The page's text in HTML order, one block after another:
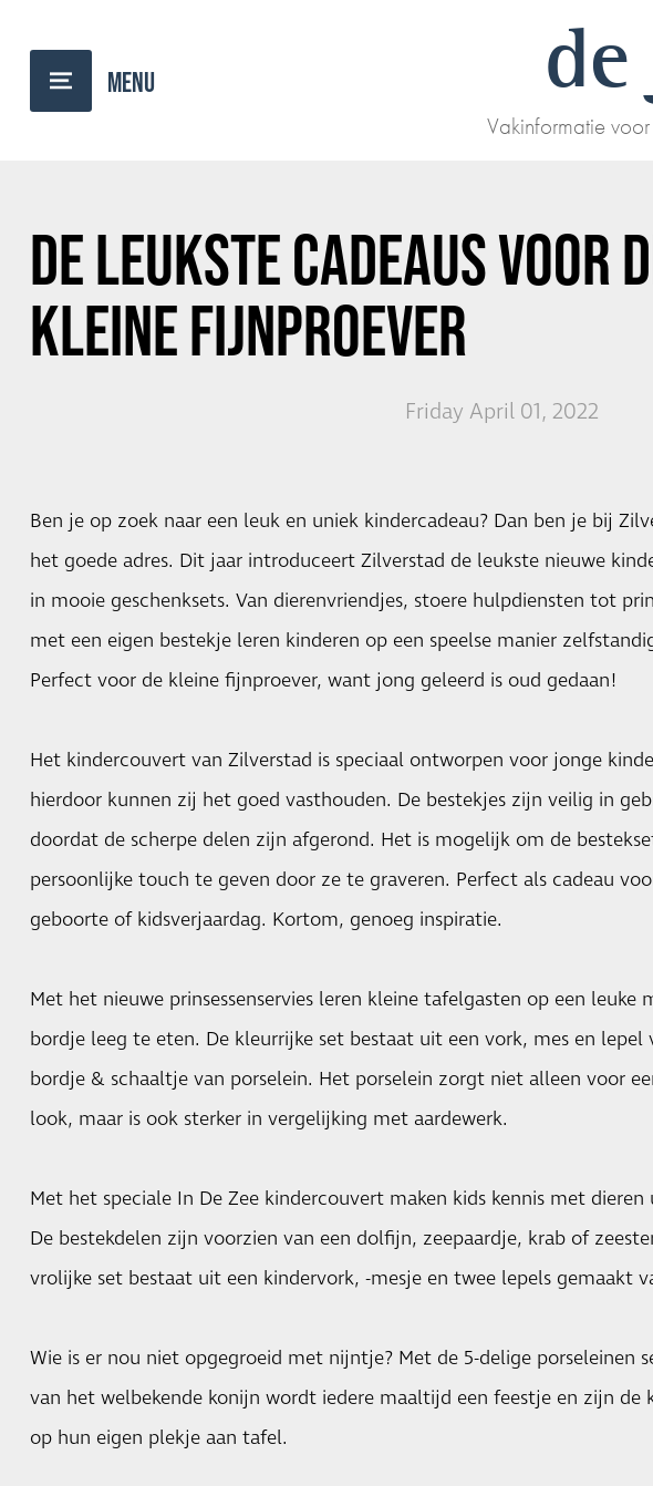
Vakinformatie
DE LEUKSTE CADEAUS VOOR
KLEINE FIJNPROEVER
Friday April 01, 2022
Ben je op zoek naar een leuk en uniek kindercadeau? Dan ben je bij
het goede adres. Dit jaar introduceert Zilverstad de leukste nieuwe
in mooie geschenksets. Van dierenvriendjes, stoere hulpdiensten tot
met een eigen bestekje leren kinderen op een speelse manier
Perfect voor de kleine fijnproever, want jong geleerd is oud gedaan!
Het kindercouvert van Zilverstad is speciaal ontworpen voor jonge
hierdoor kunnen zij het goed vasthouden. De bestekjes zijn veilig in
doordat de scherpe delen zijn afgerond. Het is mogelijk om de
persoonlijke touch te geven door ze te graveren. Perfect als cadeau
geboorte of kidsverjaardag. Kortom, genoeg inspiratie.
Met het nieuwe prinsessenservies leren kleine tafelgasten op een leuke
bordje leeg te eten. De kleurrijke set bestaat uit een vork, mes en lepel
bordje & schaaltje van porselein. Het porselein zorgt niet alleen voor
look, maar is ook sterker in vergelijking met aardewerk.
Met het speciale In De Zee kindercouvert maken kids kennis met dieren
De bestekdelen zijn voorzien van een dolfijn, zeepaardje, krab of
vrolijke set bestaat uit een kindervork, -mesje en twee lepels gemaakt
Wie is er nou niet opgegroeid met nijntje? Met de 5-delige porseleinen
van het welbekende konijn wordt iedere maaltijd een feestje en zijn de
op hun eigen plekje aan tafel.